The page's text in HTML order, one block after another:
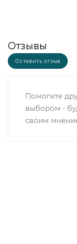
Отзывы
Оставить отзыв
Помогите
выбором -
своим